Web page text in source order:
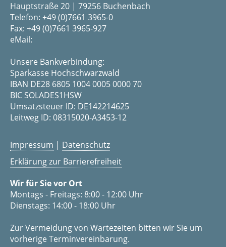
Hauptstraße 20 | 79256 Buchenbach
Telefon: +49 (0)7661 3965-0
Fax: +49 (0)7661 3965-927
eMail:
Unsere Bankverbindung:
Sparkasse Hochschwarzwald
IBAN DE28 6805 1004 0005 0000 70
BIC SOLADES1HSW
Umsatzsteuer ID: DE142214625
Leitweg ID: 08315020-A3453-12
Impressum | Datenschutz
Erklärung zur Barrierefreiheit
Wir für Sie vor Ort
Montags - Freitags: 8:00 - 12:00 Uhr
Dienstags: 14:00 - 18:00 Uhr
Zur Vermeidung von Wartezeiten bitten wir Sie um
vorherige Terminvereinbarung.